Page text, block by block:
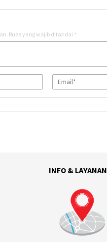
Ruas yang wajib ditandai *
INFO & LAYANAN